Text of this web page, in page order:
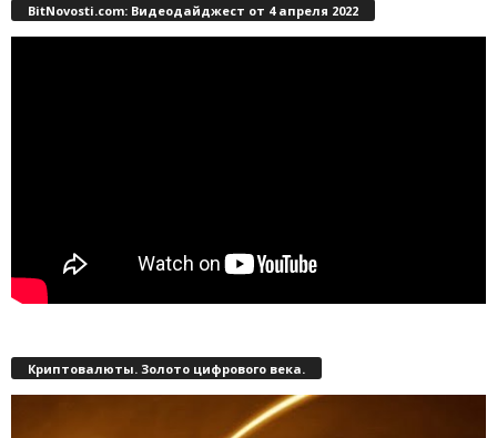
BitNovosti.com: Видеодайджест от 4 апреля 2022
Криптовалюты. Золото цифрового века.